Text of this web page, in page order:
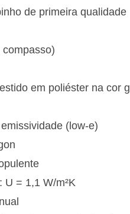
de primeira qualidade
em poliéster na cor
(low-e)
U = 1,1 W/m²K